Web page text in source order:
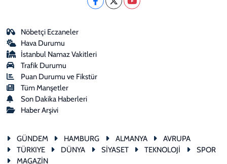
Nöbetçi Eczaneler
Hava Durumu
İstanbul Namaz Vakitleri
Trafik Durumu
Puan Durumu ve Fikstür
Tüm Manşetler
Son Dakika Haberleri
Haber Arşivi
GÜNDEM HAMBURG ALMANYA
AVRUPA
TÜRKIYE
DÜNYA SİYASET TEKNOLOJİ
SPOR
MAGAZİN